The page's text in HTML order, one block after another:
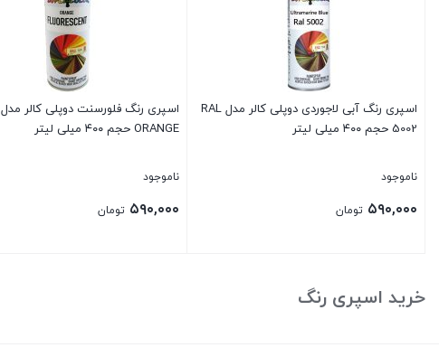
اسپری رنگ آبی لاجوردی دوپلی کالر مدل RAL
5002 حجم ۴۰۰ میلی لیتر
ناموجود
۵۹۰,۰۰۰ تومان
اسپری رنگ فلورسنت دوپلی کالر مدل
ORANGE حجم ۴۰۰ میلی لیتر
ناموجود
۵۹۰,۰۰۰ تومان
خرید اسپری رنگ